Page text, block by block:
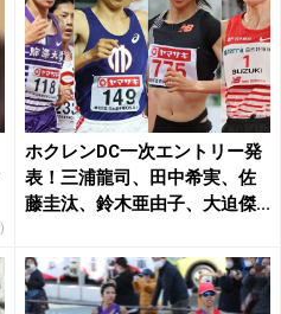
ホクレンDC一次エントリー発
表！三浦龍司、田中希実、佐
藤圭汰、鈴木亜由子、大迫傑...